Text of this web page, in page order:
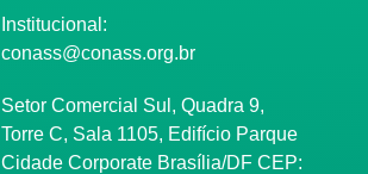
Institucional:
conass@conass.org.br
Setor Comercial Sul, Quadra 9,
Torre C, Sala 1105, Edifício Parque
Cidade Corporate Brasília/DF CEP: